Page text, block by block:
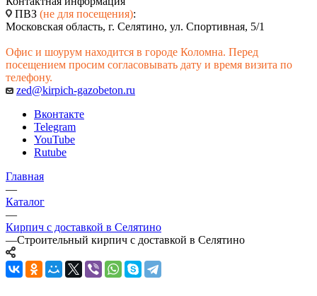
ПВЗ (не для посещения):
Московская область, г. Селятино, ул. Спортивная, 5/1
Офис и шоурум находится в городе Коломна. Перед
посещением просим согласовывать дату и время визита по
телефону.
zed@kirpich-gazobeton.ru
Вконтакте
Telegram
YouTube
Rutube
Главная
—
Каталог
—
Кирпич с доставкой в Селятино
—Строительный кирпич с доставкой в Селятино